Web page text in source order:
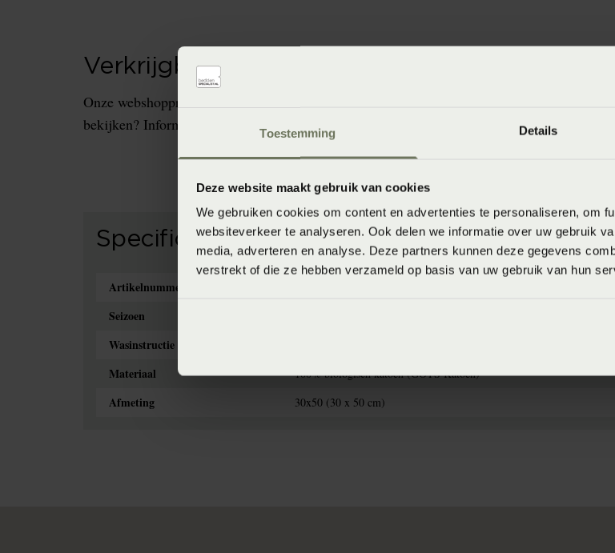
Toestemming Details
Deze website maakt gebruik van cookies
We gebruiken cookies om content en advertenties te personaliseren, om
websiteverkeer te analyseren. Ook delen we informatie over uw gebruik
media, adverteren en analyse. Deze partners kunnen deze gegevens
verstrekt of die ze hebben verzameld op basis van uw gebruik van hun
Verkrijgbaarheid in de winkels
Onze webshopproducten zijn niet altijd verkrijgbaar in de winkel. Wil je het product in de
bekijken? Informeer dan eerst naar de beschikbaarheid.
Specificaties
Artikelnummer
Seizoen
Wasinstructie
Materiaal 100% biologisch katoen (GOTS Katoen)
Afmeting 30x50 (30 x 50 cm)